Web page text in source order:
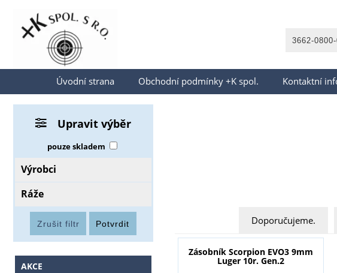
Přihlásit se
Úvodní strana Obchodní podmínky +K spol. Kontaktní
Doporučujeme.
Zásobník Scorpion EVO3 9mm
Luger 10r. Gen.2
Upravit výběr
pouze skladem
Výrobci
Ráže
AKCE